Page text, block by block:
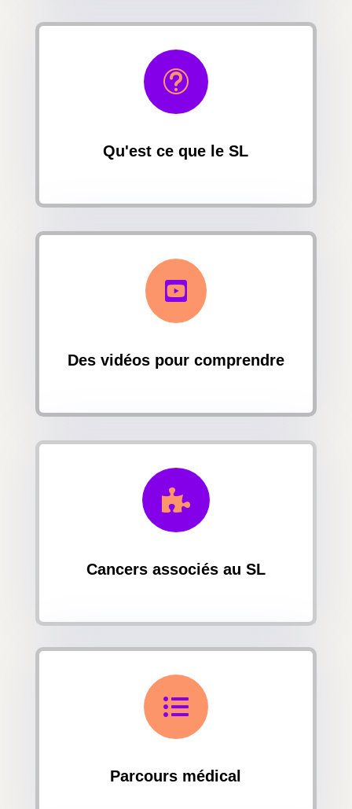
t
Qu'est ce que le SL

Des vidéos pour comprendre

Cancers associés au SL

Parcours médical